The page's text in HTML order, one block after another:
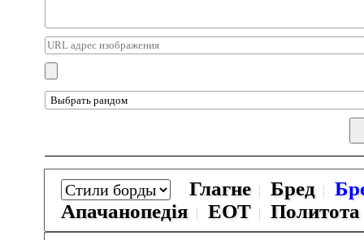
Глагне Бред
Апачанопедiя
ЕОТ
Политота